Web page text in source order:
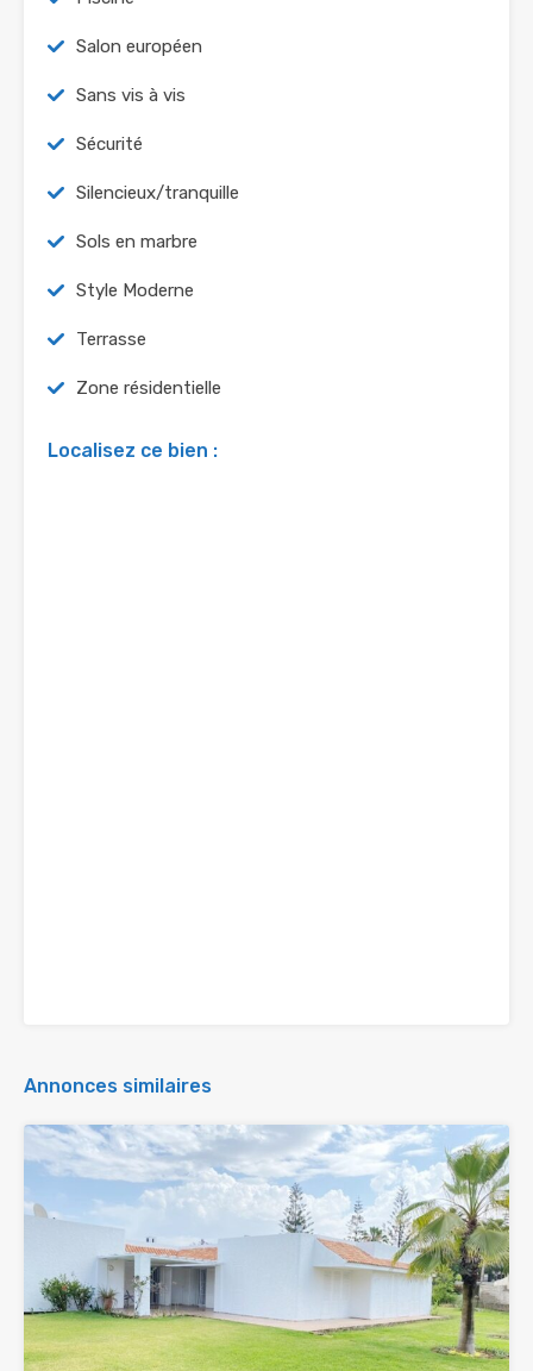
Salon européen
Sans vis à vis
Sécurité
Silencieux/tranquille
Sols en marbre
Style Moderne
Terrasse
Zone résidentielle
Localisez ce bien :
Annonces similaires